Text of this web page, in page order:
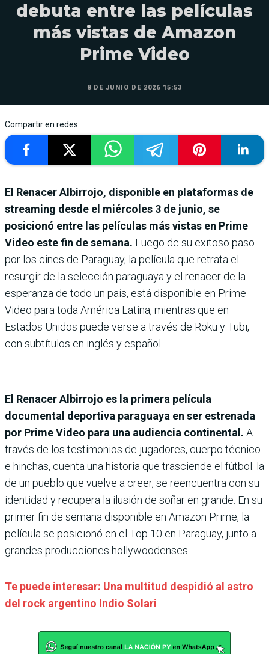
debuta entre las películas
más vistas de Amazon
Prime Video
8 DE JUNIO DE 2026 15:53
Compartir en redes
El Renacer Albirrojo, disponible en plataformas de
streaming desde el miércoles 3 de junio, se
posicionó entre las películas más vistas en Prime
Video este fin de semana. Luego de su exitoso paso
por los cines de Paraguay, la película que retrata el
resurgir de la selección paraguaya y el renacer de la
esperanza de todo un país, está disponible en Prime
Video para toda América Latina, mientras que en
Estados Unidos puede verse a través de Roku y Tubi,
con subtítulos en inglés y español.
El Renacer Albirrojo es la primera película
documental deportiva paraguaya en ser estrenada
por Prime Video para una audiencia continental. A
través de los testimonios de jugadores, cuerpo técnico
e hinchas, cuenta una historia que trasciende el fútbol: la
de un pueblo que vuelve a creer, se reencuentra con su
identidad y recupera la ilusión de soñar en grande. En su
primer fin de semana disponible en Amazon Prime, la
película se posicionó en el Top 10 en Paraguay, junto a
grandes producciones hollywoodenses.
Te puede interesar: Una multitud despidió al astro
del rock argentino Indio Solari